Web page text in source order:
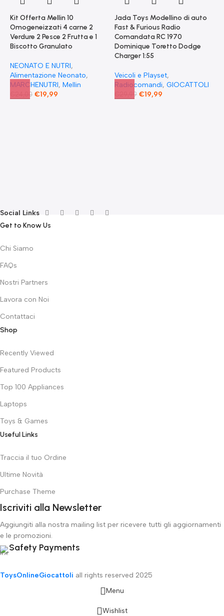
Kit Offerta Mellin 10
Omogeneizzati 4 carne 2
Verdure 2 Pesce 2 Frutta e 1
Biscotto Granulato
NEONATO E NUTRI,
Alimentazione Neonato,
MARCHENUTRI, Mellin
24,00 €19,99
Jada Toys Modellino di auto
Fast & Furious Radio
Comandata RC 1970
Dominique Toretto Dodge
Charger 1:55
Veicoli e Playset,
Radiocomandi, GIOCATTOLI
29,99 €19,99
Social Links
Get to Know Us
Chi Siamo
FAQs
Nostri Partners
Lavora con Noi
Contattaci
Shop
Recently Viewed
Featured Products
Top 100 Appliances
Laptops
Toys & Games
Useful Links
Traccia il tuo Ordine
Ultime Novità
Purchase Theme
Iscriviti alla Newsletter
Aggiungiti alla nostra mailing list per ricevere tutti gli aggiornamenti
e le promozioni.
Safety Payments
ToysOnlineGiocattoli all rights reserved 2025
Menu
Wishlist